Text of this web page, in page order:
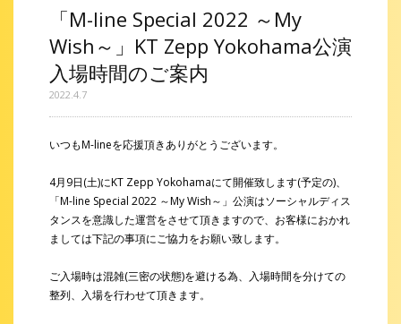
「M-line Special 2022 ～My
Wish～」KT Zepp Yokohama公演
入場時間のご案内
2022.4.7
いつもM-lineを応援頂きありがとうございます。
4月9日(土)にKT Zepp Yokohamaにて開催致します(予定の)、
「M-line Special 2022 ～My Wish～」公演はソーシャルディス
タンスを意識した運営をさせて頂きますので、お客様におかれ
ましては下記の事項にご協力をお願い致します。
ご入場時は混雑(三密の状態)を避ける為、入場時間を分けての
整列、入場を行わせて頂きます。